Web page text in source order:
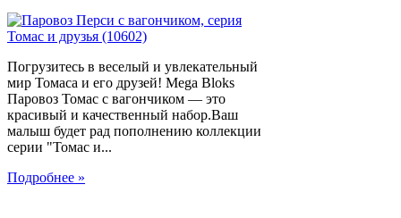
Погрузитесь в веселый и увлекательный
мир Томаса и его друзей! Mega Bloks
Паровоз Томас с вагончиком — это
красивый и качественный набор.Ваш
малыш будет рад пополнению коллекции
серии "Томас и...
Подробнее »